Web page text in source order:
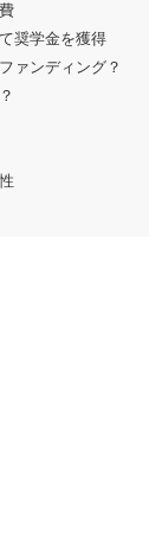
奨学金を獲得
ァンディング？